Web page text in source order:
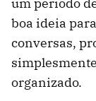
um período
boa ideia
conversas,
organizado.